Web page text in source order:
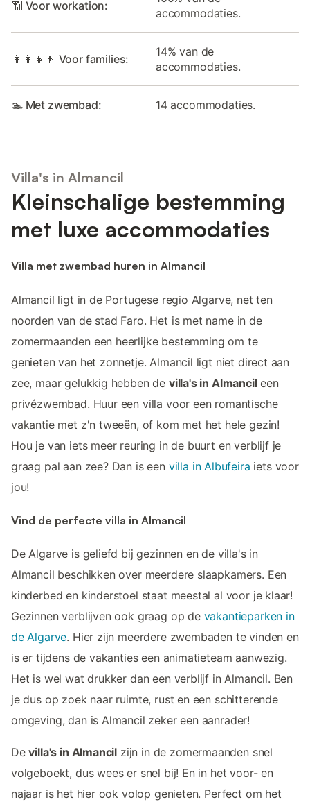
📶 Voor workation:
accommodaties.
👩‍👩‍👧‍👦 Voor families:
14% van de
accommodaties.
🏊 Met zwembad: 14 accommodaties.
Villa's in Almancil
Kleinschalige bestemming
met luxe accommodaties
Villa met zwembad huren in Almancil
Almancil ligt in de Portugese regio Algarve, net ten
noorden van de stad Faro. Het is met name in de
zomermaanden een heerlijke bestemming om te
genieten van het zonnetje. Almancil ligt niet direct aan
zee, maar gelukkig hebben de villa's in Almancileen
privézwembad. Huur een villa voor een romantische
vakantie met z'n tweeën, of kom met het hele gezin!
Hou je van iets meer reuring in de buurt en verblijf je
graag pal aan zee? Dan is een villa in Albufeira iets voor
jou!
Vind de perfecte villa in Almancil
De Algarve is geliefd bij gezinnen en de villa's in
Almancil beschikken over meerdere slaapkamers. Een
kinderbed en kinderstoel staat meestal al voor je klaar!
Gezinnen verblijven ook graag op de vakantieparken in
de Algarve. Hier zijn meerdere zwembaden te vinden en
is er tijdens de vakanties een animatieteam aanwezig.
Het is wel wat drukker dan een verblijf in Almancil. Ben
je dus op zoek naar ruimte, rust en een schitterende
omgeving, dan is Almancil zeker een aanrader!
Devilla's in Almancil zijn in de zomermaanden snel
volgeboekt, dus wees er snel bij! En in het voor- en
najaar is het hier ook volop genieten. Perfect om het